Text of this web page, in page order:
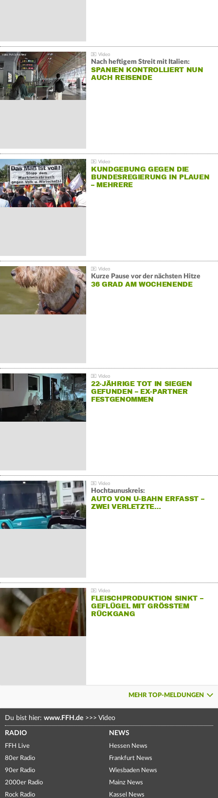
Nach heftigem Streit mit Italien:
SPANIEN KONTROLLIERT NUN
AUCH REISENDE
KUNDGEBUNG GEGEN DIE
BUNDESREGIERUNG IN PLAUEN
– MEHRERE
Kurze Pause vor der nächsten Hitze
36 GRAD AM WOCHENENDE
22-JÄHRIGE TOT IN SIEGEN
GEFUNDEN – EX-PARTNER
FESTGENOMMEN
Hochtaunuskreis:
AUTO VON U-BAHN ERFASST –
ZWEI VERLETZTE…
FLEISCHPRODUKTION SINKT –
GEFLÜGEL MIT GRÖSSTEM R
ÜCKGANG
MEHR TOP-MELDUNGEN
Du bist hier: www.FFH.de >>> Video
RADIO
FFH Live
80er Radio
90er Radio
2000er Radio
Rock Radio
NEWS
Hessen News
Frankfurt News
Wiesbaden News
Mainz News
Kassel News